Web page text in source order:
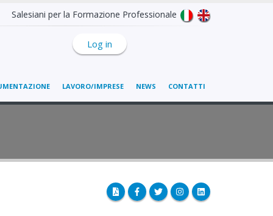
Salesiani per la Formazione Professionale
Log in
LAVORO/IMPRESE NEWS CONTATTI